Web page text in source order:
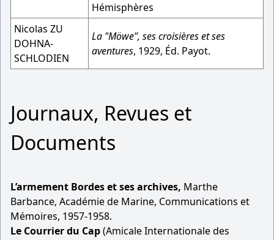
Hémisphères
Nicolas ZU
DOHNA-
SCHLODIEN
La "Möwe", ses croisières et ses
aventures, 1929, Éd. Payot.
Journaux, Revues et
Documents
L’armement Bordes et ses archives, Marthe
Barbance, Académie de Marine, Communications et
Mémoires, 1957-1958.
Le Courrier du Cap(Amicale Internationale des